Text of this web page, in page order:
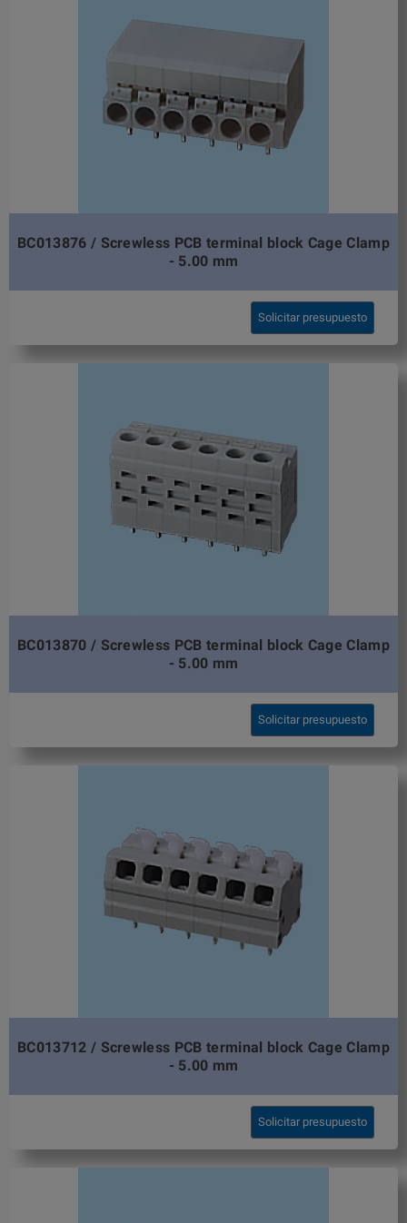
BC013876 / Screwless PCB terminal block Cage Clamp
- 5.00 mm
Solicitar presupuesto
BC013870 / Screwless PCB terminal block Cage Clamp
- 5.00 mm
Solicitar presupuesto
BC013712 / Screwless PCB terminal block Cage Clamp
- 5.00 mm
Solicitar presupuesto